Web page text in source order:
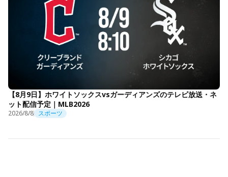
【8月9日】ホワイトソックスvsガーディアンズのテレビ放送・ネ
ット配信予定｜MLB2026
2026/8/8 スポーツ